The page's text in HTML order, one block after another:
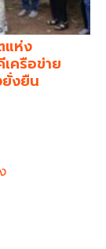
แห่ง
ครือข่าย
งยืน